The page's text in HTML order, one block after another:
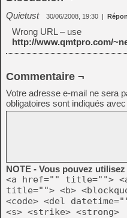
Quietust 30/06/2008, 19:30 |
Wrong URL – use
http://www.qmtpro.com/
Commentaire ¬
Votre adresse e-mail ne sera
obligatoires sont indiqués avec
NOTE - Vous pouvez
<a href="" title="">
title=""> <b>
<code> <del
<s> <strike> <strong>